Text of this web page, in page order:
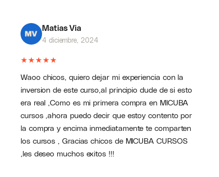
Matias Via
4 diciembre, 2024
★★★★★
Waoo chicos, quiero dejar mi experiencia con la
inversion de este curso,al principio dude de si esto
era real ,Como es mi primera compra en MICUBA
cursos ,ahora puedo decir que estoy contento por
la compra y encima inmediatamente te comparten
los cursos , Gracias chicos de MICUBA CURSOS
,les deseo muchos exitos !!!